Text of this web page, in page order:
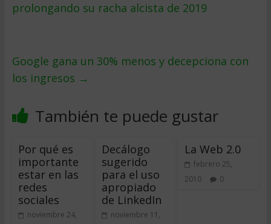
prolongando su racha alcista de 2019
Google gana un 30% menos y decepciona con
los ingresos →
También te puede gustar
Por qué es
importante
estar en las
redes
sociales
noviembre 24,
Decálogo
sugerido
para el uso
apropiado
de LinkedIn
noviembre 11,
La Web 2.0
febrero 25,
2010
0